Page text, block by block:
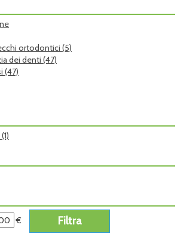
ortodontici (5)
dei denti (47)
(47)
(1)
€